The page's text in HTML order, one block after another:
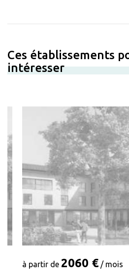
Ces établissements
intéresser
à partir de 2060 € / mois